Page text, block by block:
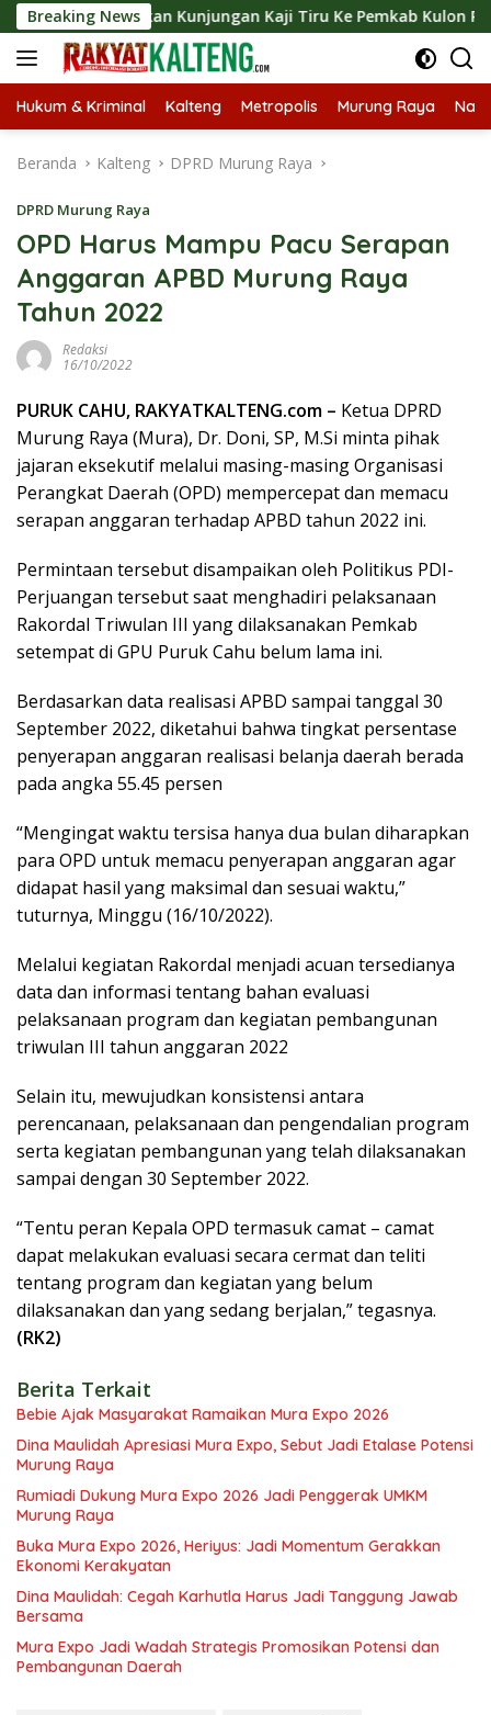
Langsung
ke
konten
Breaking News
Kunjungan Kaji Tiru Ke Pemkab Kulon Progo
Hukum & Kriminal Kalteng Metropolis Murung Raya
Beranda Kalteng DPRD Murung Raya
DPRD Murung Raya
OPD Harus Mampu Pacu Serapan
Anggaran APBD Murung Raya
Tahun 2022
Redaksi
16/10/2022
PURUK CAHU, RAKYATKALTENG.com – Ketua DPRD
Murung Raya (Mura), Dr. Doni, SP, M.Si minta pihak
jajaran eksekutif melalui masing-masing Organisasi
Perangkat Daerah (OPD) mempercepat dan memacu
serapan anggaran terhadap APBD tahun 2022 ini.
Permintaan tersebut disampaikan oleh Politikus PDI-
Perjuangan tersebut saat menghadiri pelaksanaan
Rakordal Triwulan III yang dilaksanakan Pemkab
setempat di GPU Puruk Cahu belum lama ini.
Berdasarkan data realisasi APBD sampai tanggal 30
September 2022, diketahui bahwa tingkat persentase
penyerapan anggaran realisasi belanja daerah berada
pada angka 55.45 persen
“Mengingat waktu tersisa hanya dua bulan diharapkan
para OPD untuk memacu penyerapan anggaran agar
didapat hasil yang maksimal dan sesuai waktu,”
tuturnya, Minggu (16/10/2022).
Melalui kegiatan Rakordal menjadi acuan tersedianya
data dan informasi tentang bahan evaluasi
pelaksanaan program dan kegiatan pembangunan
triwulan III tahun anggaran 2022
Selain itu, mewujudkan konsistensi antara
perencanaan, pelaksanaan dan pengendalian program
serta kegiatan pembangunan yang telah dilaksanakan
sampai dengan 30 September 2022.
“Tentu peran Kepala OPD termasuk camat – camat
dapat melakukan evaluasi secara cermat dan teliti
tentang program dan kegiatan yang belum
dilaksanakan dan yang sedang berjalan,” tegasnya.
(RK2)
Berita Terkait
Bebie Ajak Masyarakat Ramaikan Mura Expo 2026
Dina Maulidah Apresiasi Mura Expo, Sebut Jadi Etalase Potensi
Murung Raya
Rumiadi Dukung Mura Expo 2026 Jadi Penggerak UMKM
Murung Raya
Buka Mura Expo 2026, Heriyus: Jadi Momentum Gerakkan
Ekonomi Kerakyatan
Dina Maulidah: Cegah Karhutla Harus Jadi Tanggung Jawab
Bersama
Mura Expo Jadi Wadah Strategis Promosikan Potensi dan
Pembangunan Daerah